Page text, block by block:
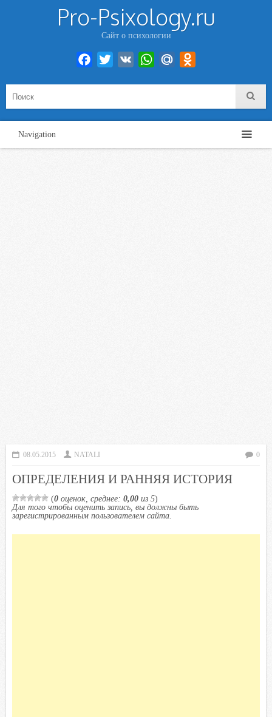
Pro-Psixology.ru
Сайт о психологии
Facebook
Twitter VK WhatsAppMail.Ru
Navigation
08.05.2015 NATALI 0
ОПРЕДЕЛЕНИЯ И РАННЯЯ ИСТОРИЯ
(0 оценок, среднее: 0,00 из 5)
Для того чтобы оценить запись, вы должны быть
зарегистрированным пользователем сайта.